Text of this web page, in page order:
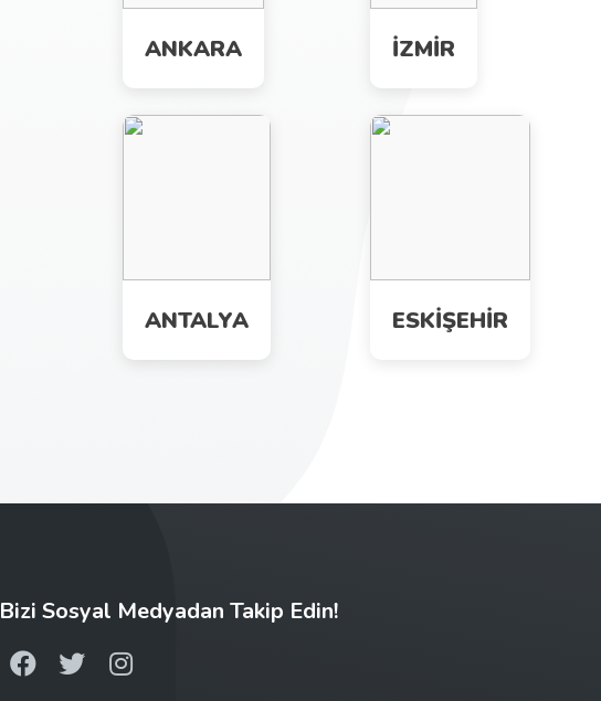
ANKARA İZMİR
ANTALYA ESKİŞEHİR
Bizi Sosyal Medyadan Takip Edin!